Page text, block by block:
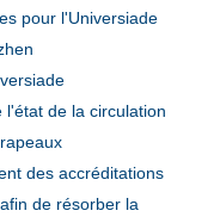
pour l'Universiade
l'état de la circulation
des accréditations
de résorber la